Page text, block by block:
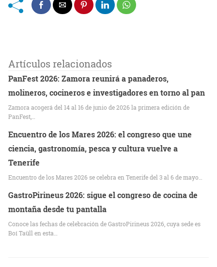
Artículos relacionados
PanFest 2026: Zamora reunirá a panaderos,
molineros, cocineros e investigadores en torno al pan
Zamora acogerá del 14 al 16 de junio de 2026 la primera edición de
PanFest,…
Encuentro de los Mares 2026: el congreso que une
ciencia, gastronomía, pesca y cultura vuelve a
Tenerife
Encuentro de los Mares 2026 se celebra en Tenerife del 3 al 6 de mayo…
GastroPirineus 2026: sigue el congreso de cocina de
montaña desde tu pantalla
Conoce las fechas de celebración de GastroPirineus 2026, cuya sede es
Boí Taüll en esta…